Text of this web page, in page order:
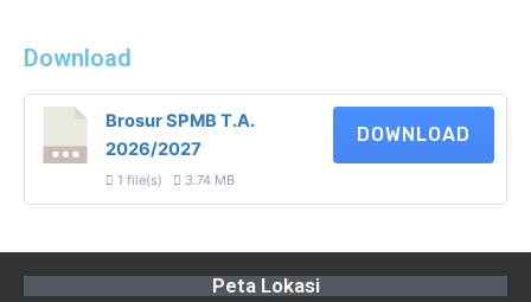
Download
Brosur SPMB T.A.
2026/2027
1 file(s) 3.74 MB
DOWNLOAD
Peta Lokasi